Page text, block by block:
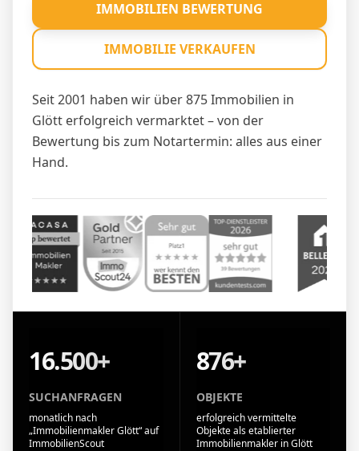
Seit 2001 haben wir über 875 Immobilien in
Glött erfolgreich vermarktet – von der
Bewertung bis zum Notartermin: alles aus einer
Hand.
IMMOBILIEN BEWERTUNG
IMMOBILIE VERKAUFEN
16.500+
SUCHANFRAGEN
monatlich nach
„Immobilienmakler Glött“ auf
ImmobilienScout
876+
OBJEKTE
erfolgreich vermittelte
Objekte als etablierter
Immobilienmakler in Glött